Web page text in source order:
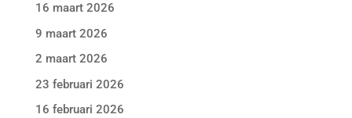
16 maart 2026
9 maart 2026
2 maart 2026
23 februari 2026
16 februari 2026